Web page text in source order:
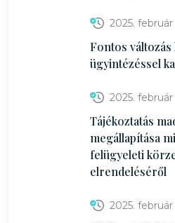
2025. február
Fontos változás
ügyintézéssel
2025. február
Tájékoztatás
megállapítása
felügyeleti
elrendeléséről
2025. február